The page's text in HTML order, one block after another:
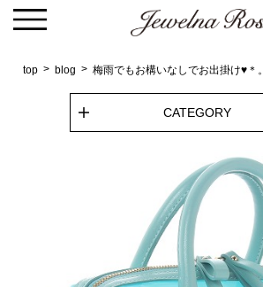
top blog 梅雨でもお構いなしでお出掛け♥＊。
CATEGORY